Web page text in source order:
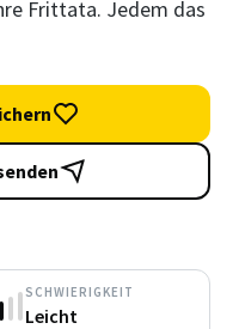
Frittata. Jedem das
SCHWIERIGKEIT
Leicht